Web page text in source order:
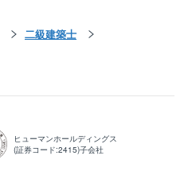
二級建築士
ヒューマンホールディングス
(証券コード:2415)子会社